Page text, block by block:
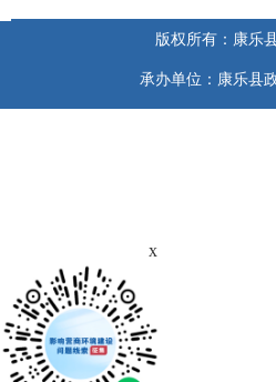
版权所有：康乐
承办单位：康乐县
x